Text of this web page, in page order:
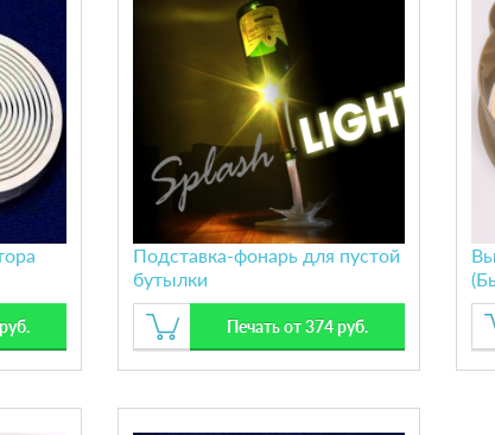
Подставка-фонарь для пустой
бутылки
Печать от 374 руб.